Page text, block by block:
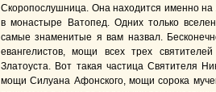
Скоропослушница. Она находится именно
в монастыре Ватопед. Одних только
самые знаменитые я вам назвал.
евангелистов, мощи всех трех
Златоуста. Вот такая частица Святителя
мощи Силуана Афонского, мощи сорока